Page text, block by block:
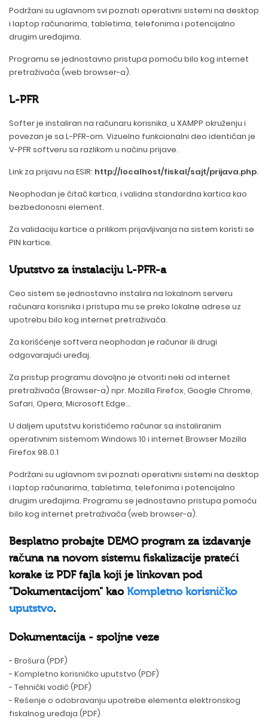
Podržani su uglavnom svi poznati operativni sistemi na desktop
i laptop računarima, tabletima, telefonima i potencijalno
drugim uređajima.
Programu se jednostavno pristupa pomoću bilo kog internet
pretraživača (web browser-a).
L-PFR
Softer je instaliran na računaru korisnika, u XAMPP okruženju i
povezan je sa L-PFR-om. Vizuelno funkcionalni deo identičan je
V-PFR softveru sa razlikom u načinu prijave.
Link za prijavu na ESIR: http://localhost/fiskal/sajt/prijava.php.
Neophodan je čitač kartica, i validna standardna kartica kao
bezbedonosni element.
Za validaciju kartice a prilikom prijavljivanja na sistem koristi se
PIN kartice.
Uputstvo za instalaciju L-PFR-a
Ceo sistem se jednostavno instalira na lokalnom serveru
računara korisnika i pristupa mu se preko lokalne adrese uz
upotrebu bilo kog internet pretraživača.
Za korišćenje softvera neophodan je računar ili drugi
odgovarajući uređaj.
Za pristup programu dovoljno je otvoriti neki od internet
pretraživača (Browser-a) npr. Mozilla Firefox, Google Chrome,
Safari, Opera, Microsoft Edge...
U daljem uputstvu koristićemo računar sa instaliranim
operativnim sistemom Windows 10 i internet Browser Mozilla
Firefox 98.0.1
Podržani su uglavnom svi poznati operativni sistemi na desktop
i laptop računarima, tabletima, telefonima i potencijalno
drugim uređajima. Programu se jednostavno pristupa pomoću
bilo kog internet pretraživača (web browser-a).
Besplatno probajte DEMO program za izdavanje
računa na novom sistemu fiskalizacije prateći
korake iz PDF fajla koji je linkovan pod
"Dokumentacijom" kao Kompletno korisničko
uputstvo.
Dokumentacija - spoljne veze
- Brošura (PDF)
- Kompletno korisničko uputstvo (PDF)
- Tehnički vodič (PDF)
- Rešenje o odobravanju upotrebe elementa elektronskog
fiskalnog uređaja (PDF)